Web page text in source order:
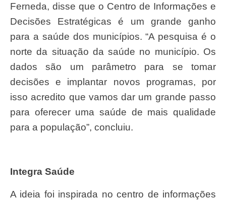
Ferneda, disse que o Centro de Informações e
Decisões Estratégicas é um grande ganho
para a saúde dos municípios. “A pesquisa é o
norte da situação da saúde no município. Os
dados são um parâmetro para se tomar
decisões e implantar novos programas, por
isso acredito que vamos dar um grande passo
para oferecer uma saúde de mais qualidade
para a população”, concluiu.
Integra Saúde
A ideia foi inspirada no centro de informações